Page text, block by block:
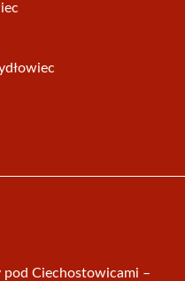
Ciechostowicami –